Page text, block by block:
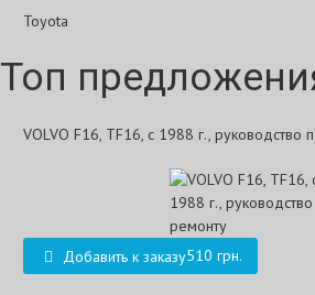
Toyota
Топ
VOLVO F16, TF16, с 1988 г., руководство
Добавить к заказу510 грн.